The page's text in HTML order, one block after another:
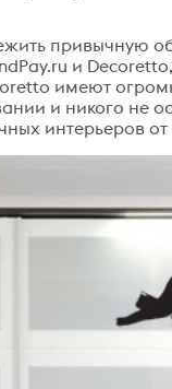
привычную
и
имеют
и никого не
интерьеров